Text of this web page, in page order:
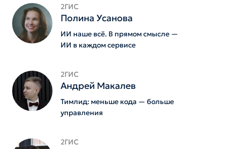
2ГИС
Полина Усанова
ИИ наше всё. В прямом смысле —
ИИ в каждом сервисе
2ГИС
Андрей Макалев
Тимлид: меньше кода — больше
управления
2ГИС